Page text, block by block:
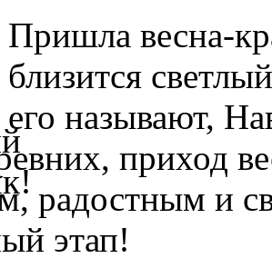
Пришла весна-
близится
его называют,
приход
радостным и
этап!